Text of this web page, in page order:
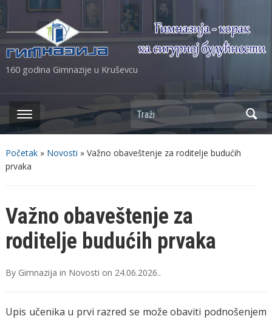
160 godina Gimnazije u Kruševcu
Početak» Novosti » Važno obaveštenje za roditelje budućih
prvaka
Važno obaveštenje za
roditelje budućih prvaka
By Gimnazija in Novosti on 24.06.2026..
Upis učenika u prvi razred se može obaviti podnošenjem